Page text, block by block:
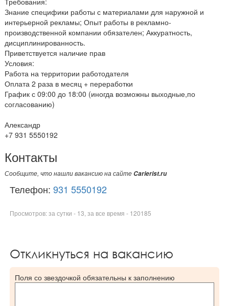
Знание специфики работы с материалами для наружной и
интерьерной рекламы; Опыт работы в рекламно-
производственной компании обязателен; Аккуратность,
дисциплинированность.
Приветствуется наличие прав
Условия:
Работа на территории работодателя
Оплата 2 раза в месяц + переработки
График с 09:00 до 18:00 (иногда возможны выходные,по
согласованию)
Александр
+7 931 5550192
Контакты
Сообщите, что нашли вакансию на сайте Carierist.ru
Телефон: 931 5550192
Просмотров: за сутки - 13, за все время - 120185
Откликнуться на вакансию
Поля со звездочкой обязательны к заполнению